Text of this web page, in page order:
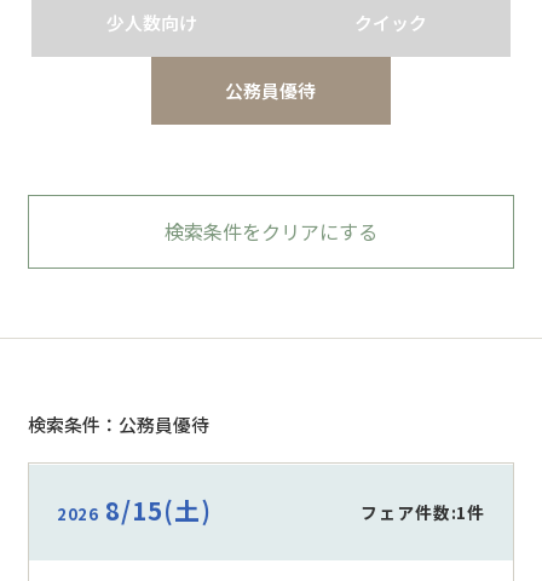
少人数向け クイック
公務員優待
検索条件をクリアにする
検索条件：公務員優待
2026 8/15(土) フェア件数:1件